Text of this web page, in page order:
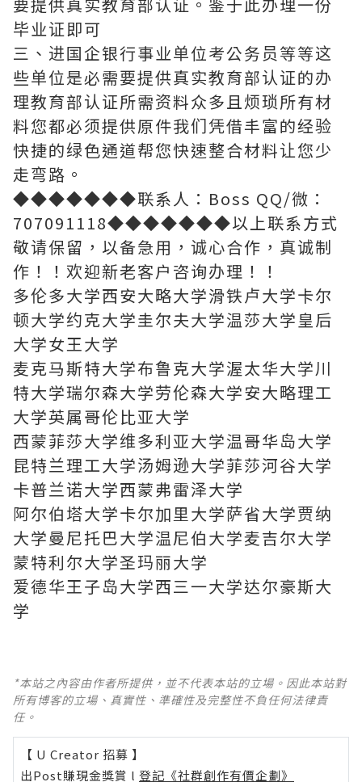
毕业证即可
三、进国企银行事业单位考公务员等等这
些单位是必需要提供真实教育部认证的办
理教育部认证所需资料众多且烦琐所有材
料您都必须提供原件我们凭借丰富的经验
快捷的绿色通道帮您快速整合材料让您少
走弯路。
◆◆◆◆◆◆◆联系人：Boss QQ/微：
707091118◆◆◆◆◆◆◆以上联系方式
敬请保留，以备急用，诚心合作，真诚制
作！！欢迎新老客户咨询办理！！
多伦多大学西安大略大学滑铁卢大学卡尔
顿大学约克大学圭尔夫大学温莎大学皇后
大学女王大学
麦克马斯特大学布鲁克大学渥太华大学川
特大学瑞尔森大学劳伦森大学安大略理工
大学英属哥伦比亚大学
西蒙菲莎大学维多利亚大学温哥华岛大学
昆特兰理工大学汤姆逊大学菲莎河谷大学
卡普兰诺大学西蒙弗雷泽大学
阿尔伯塔大学卡尔加里大学萨省大学贾纳
大学曼尼托巴大学温尼伯大学麦吉尔大学
蒙特利尔大学圣玛丽大学
爱德华王子岛大学西三一大学达尔豪斯大
学
*本站之內容由作者所提供，並不代表本站的立場。因此本站對
所有博客的立場、真實性、準確性及完整性不負任何法律責
任。
【 U Creator 招募 】
出Post賺現金獎賞 l 登記《社群創作有價企劃》